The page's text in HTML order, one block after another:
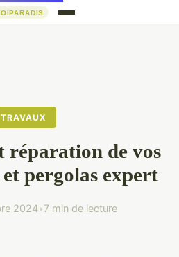
TRAVAUX
réparation de vos
pergolas expert
2024•7 min de lecture